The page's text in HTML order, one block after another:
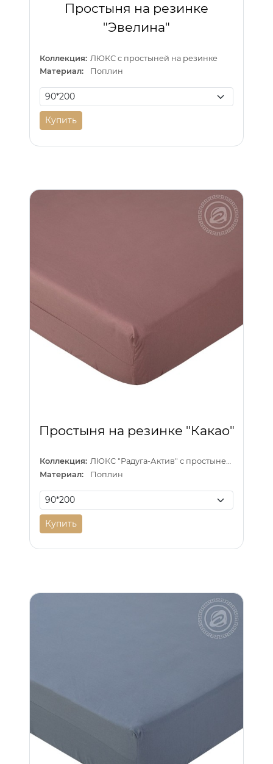
Простыня на резинке
"Эвелина"
Коллекция: ЛЮКС с простыней на резинке
Материал:
Поплин
Купить
Простыня на резинке "Какао"
Коллекция:
ЛЮКС "Радуга-Актив" с простыней на резинке
Материал:
Поплин
Купить